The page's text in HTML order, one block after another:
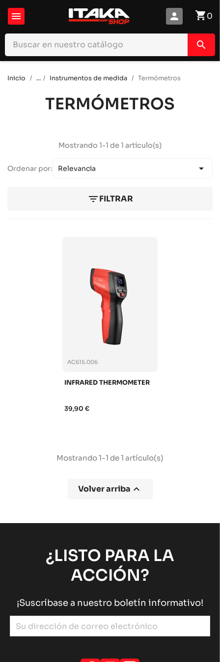
 shopping_cart0
person
search
Inicio ... Instrumentos de medida Termómetros
TERMÓMETROS
Mostrando 1-1 de 1 artículo(s)
Ordenar por: Relevancia 
filter_listFILTRAR
AC615.006
INFRARED THERMOMETER
39,90 €
Mostrando 1-1 de 1 artículo(s)
Volver arriba 
¿LISTO PARA LA
ACCIÓN?
¡Suscríbase a nuestro boletín informativo!